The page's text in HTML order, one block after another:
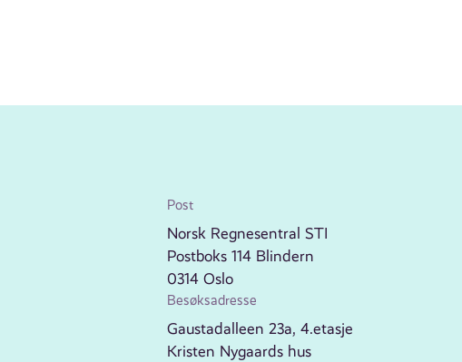
Post
Norsk Regnesentral STI
Postboks 114 Blindern
0314 Oslo
Besøksadresse
Gaustadalleen 23a, 4.etasje
Kristen Nygaards hus